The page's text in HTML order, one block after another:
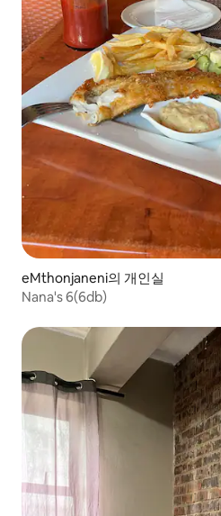
eMthonjaneni의 개인실
Nana's 6(6db)